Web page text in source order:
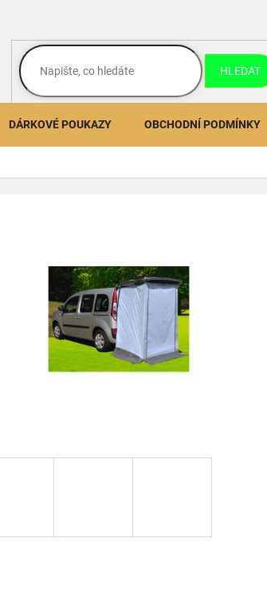
HLEDAT
DÁRKOVÉ POUKAZY OBCHODNÍ PODMÍNKY